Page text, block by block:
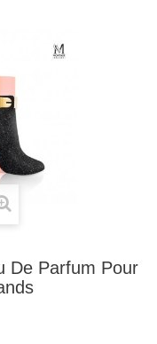
De Parfum Pour